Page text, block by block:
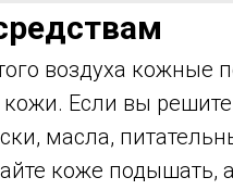
воздуха кожные
Если вы
масла,
коже подышать,